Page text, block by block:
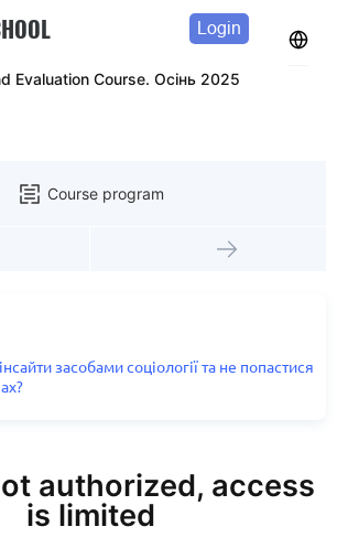
Login
Evaluation Course. Осінь 2025
Course program
засобами соціології та не попастися
authorized, access
is limited